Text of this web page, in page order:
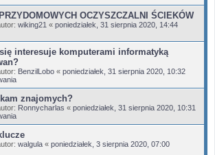
OCZYSZCZALNI ŚCIEKÓW
wiking21 « poniedziałek, 31 sierpnia 2020, 14:44
interesuje komputerami informatyką
BenzilLobo « poniedziałek, 31 sierpnia 2020, 10:32
znajomych?
Ronnycharlas « poniedziałek, 31 sierpnia 2020, 10:31
walgula « poniedziałek, 3 sierpnia 2020, 07:00